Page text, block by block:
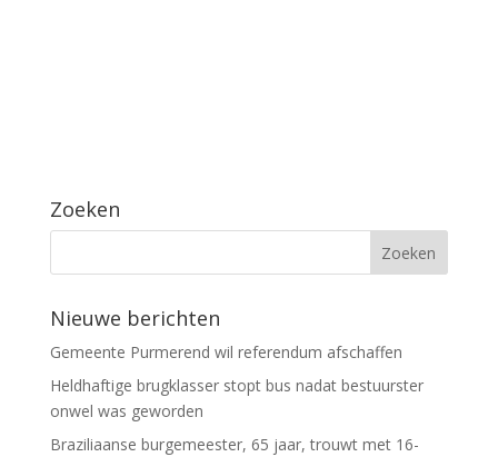
Zoeken
Nieuwe berichten
Gemeente Purmerend wil referendum afschaffen
Heldhaftige brugklasser stopt bus nadat bestuurster
onwel was geworden
Braziliaanse burgemeester, 65 jaar, trouwt met 16-